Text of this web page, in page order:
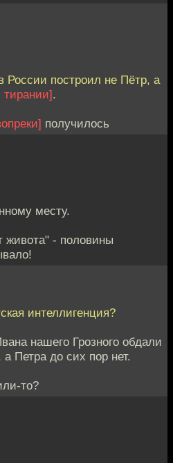
России построил не Пётр, а
тирании].
получилось
месту.
- половины
интеллигенция?
нашего Грозного обдали
Петра до сих пор нет.
то?